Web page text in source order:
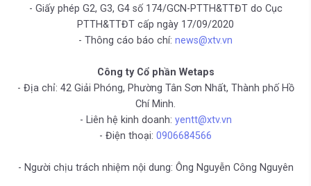
- Giấy phép G2, G3, G4 số 174/GCN-PTTH&TTĐT do Cục
PTTH&TTĐT cấp ngày 17/09/2020
- Thông cáo báo chí: news@xtv.vn
Công ty Cổ phần Wetaps
- Địa chỉ: 42 Giải Phóng, Phường Tân Sơn Nhất, Thành phố Hồ
Chí Minh.
- Liên hệ kinh doanh: yentt@xtv.vn
- Điện thoại: 0906684566
- Người chịu trách nhiệm nội dung: Ông Nguyễn Công Nguyên